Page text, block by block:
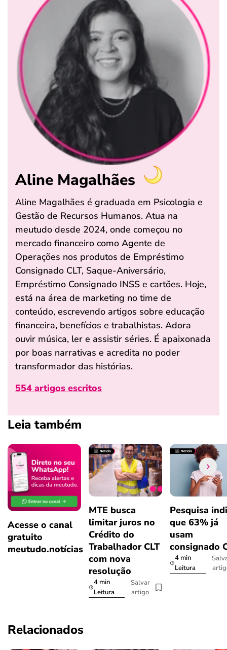
Aline Magalhães
Aline Magalhães é graduada em Psicologia e
Gestão de Recursos Humanos. Atua na
meutudo desde 2024, onde começou no
mercado financeiro como Agente de
Operações nos produtos de Empréstimo
Consignado CLT, Saque-Aniversário,
Empréstimo Consignado INSS e cartões. Hoje,
está na área de marketing no time de
conteúdo, escrevendo artigos sobre educação
financeira, benefícios e trabalhistas. Adora
ouvir música, ler e assistir séries. É apaixonada
por boas narrativas e acredita no poder
transformador das histórias.
554 artigos escritos
Leia também
Acesse o canal
gratuito
meutudo.notícias
MTE busca
limitar juros no
Crédito do
Trabalhador CLT
com nova
resolução
4 min
Leitura
Salvar
artigo
Pesquisa
que 63% já
usam
consignado
4 min
Leitura
Relacionados